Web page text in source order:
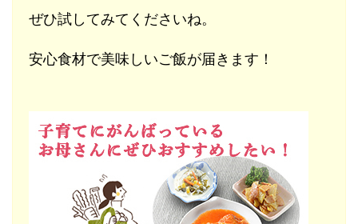
ぜひ試してみてくださいね。
安心食材で美味しいご飯が届きます！